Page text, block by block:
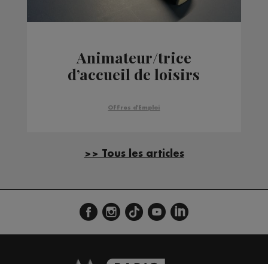
Animateur/trice
d’accueil de loisirs
Offres d'Emploi
>> Tous les articles